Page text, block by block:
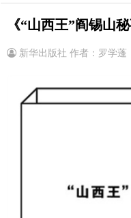
《“山西王”阎锡山秘
新华出版社 作者：罗学蓬